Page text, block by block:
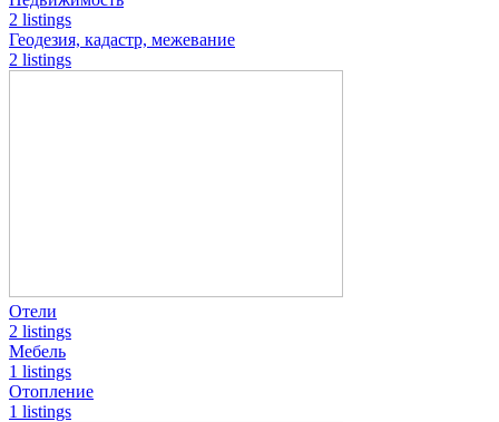
2 listings
Геодезия, кадастр, межевание
2 listings
Отели
2 listings
Мебель
1 listings
Отопление
1 listings